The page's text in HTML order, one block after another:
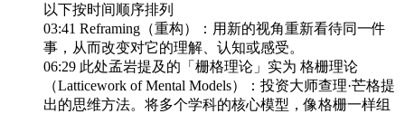
以下按时间顺序排列
03:41 Reframing（重构）：用新的视角重新看待同一件
事，从而改变对它的理解、认知或感受。
06:29 此处孟岩提及的「栅格理论」实为 格栅理论
（Latticework of Mental Models）：投资大师查理·芒格提
出的思维方法。将多个学科的核心模型，像格栅一样组